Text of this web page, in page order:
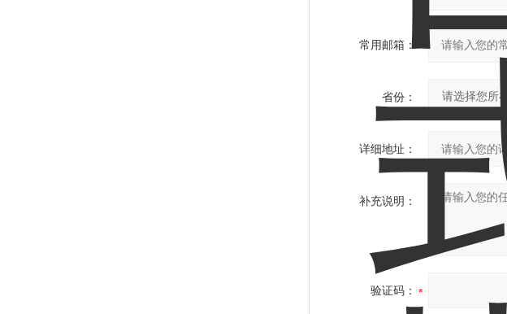
常用邮箱：
省份：
详细地址：
补充说明：
验证码：